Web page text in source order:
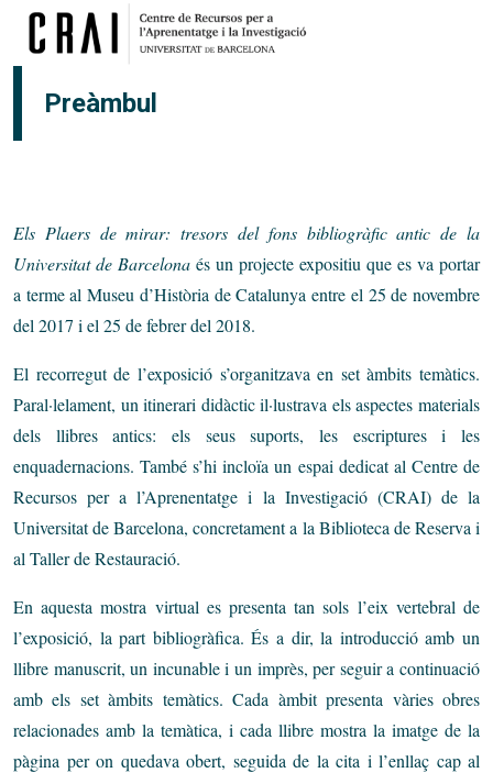
Vés al contingut
Preàmbul
Els Plaers de mirar: tresors del fons bibliogràfic antic de la
Universitat de Barcelona és un projecte expositiu que es va portar
a terme al Museu d’Història de Catalunya entre el 25 de novembre
del 2017 i el 25 de febrer del 2018.
El recorregut de l’exposició s’organitzava en set àmbits temàtics.
Paral·lelament, un itinerari didàctic il·lustrava els aspectes materials
dels llibres antics: els seus suports, les escriptures i les
enquadernacions. També s’hi incloïa un espai dedicat al Centre de
Recursos per a l’Aprenentatge i la Investigació (CRAI) de la
Universitat de Barcelona, concretament a la Biblioteca de Reserva i
al Taller de Restauració.
En aquesta mostra virtual es presenta tan sols l’eix vertebral de
l’exposició, la part bibliogràfica. És a dir, la introducció amb un
llibre manuscrit, un incunable i un imprès, per seguir a continuació
amb els set àmbits temàtics. Cada àmbit presenta vàries obres
relacionades amb la temàtica, i cada llibre mostra la imatge de la
pàgina per on quedava obert, seguida de la cita i l’enllaç cap al